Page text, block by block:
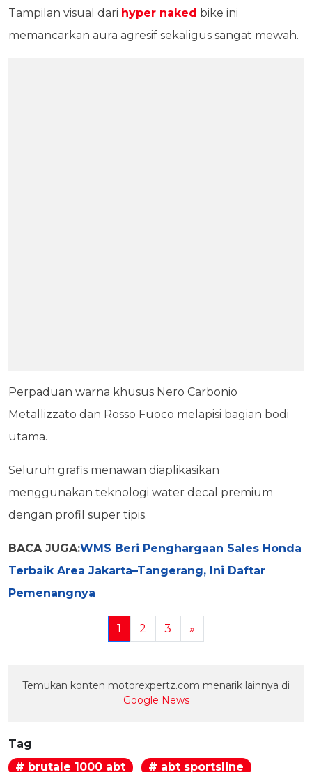
Tampilan visual dari hyper naked bike ini
memancarkan aura agresif sekaligus sangat mewah.
Perpaduan warna khusus Nero Carbonio
Metallizzato dan Rosso Fuoco melapisi bagian bodi
utama.
Seluruh grafis menawan diaplikasikan
menggunakan teknologi water decal premium
dengan profil super tipis.
BACA JUGA:WMS Beri Penghargaan Sales Honda
Terbaik Area Jakarta–Tangerang, Ini Daftar
Pemenangnya
1 2 3 »
Temukan konten motorexpertz.com menarik lainnya di
Google News
Tag
# brutale 1000 abt
# abt sportsline